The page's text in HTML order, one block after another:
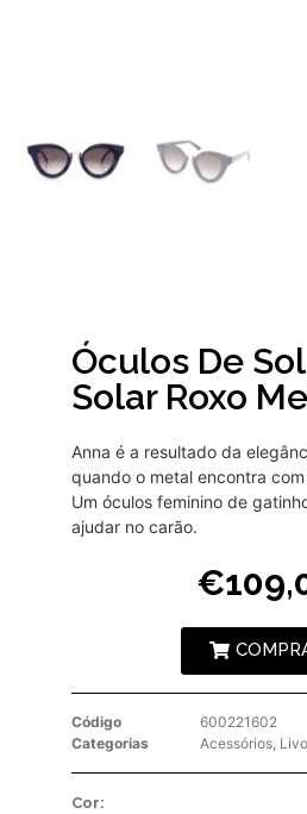
Óculos De
Solar Roxo
Anna é a resultado da
quando o metal encontra
Um óculos feminino de
ajudar no carão.
€
Código
600221602
Categorias
Acessórios Livo
Cor: